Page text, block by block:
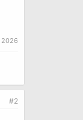
#2